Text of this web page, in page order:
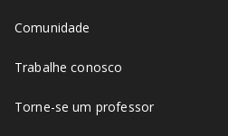
Comunidade
Trabalhe conosco
Torne-se um professor